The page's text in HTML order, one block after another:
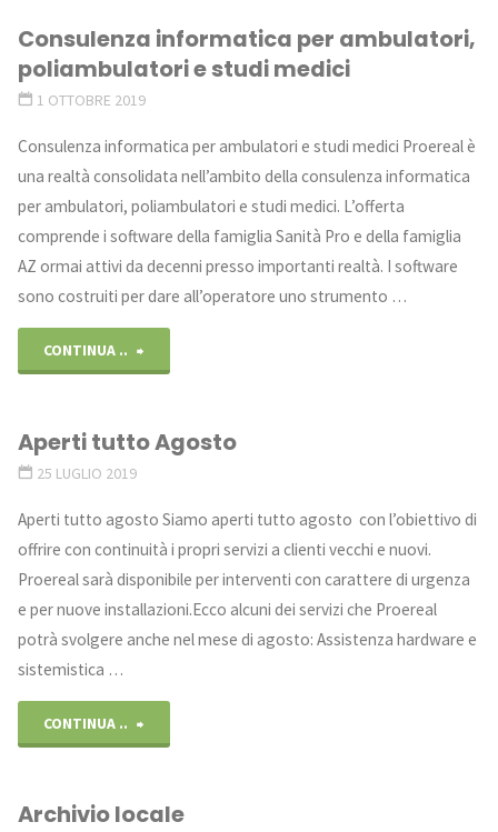
Milano"
Consulenza informatica per ambulatori,
poliambulatori e studi medici
1 OTTOBRE 2019
Consulenza informatica per ambulatori e studi medici Proereal è
una realtà consolidata nell’ambito della consulenza informatica
per ambulatori, poliambulatori e studi medici. L’offerta
comprende i software della famiglia Sanità Pro e della famiglia
AZ ormai attivi da decenni presso importanti realtà. I software
sono costruiti per dare all’operatore uno strumento …
CONTINUA ..
per
poliambulatori
e
studi
Aperti tutto Agosto
25 LUGLIO 2019
Aperti tutto agosto Siamo aperti tutto agosto con l’obiettivo di
offrire con continuità i propri servizi a clienti vecchi e nuovi.
Proereal sarà disponibile per interventi con carattere di urgenza
e per nuove installazioni.Ecco alcuni dei servizi che Proereal
potrà svolgere anche nel mese di agosto: Assistenza hardware e
sistemistica …
CONTINUA ..
Agosto"
Archivio locale